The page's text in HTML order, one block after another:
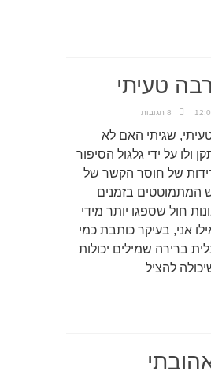
טעיתי
8 תגובות
שגיתי האם לא
ולו על ידי גלגול הסיפור
של חוסר הקשר של
המתמוטטים בזמנים
חול שספגו יותר מידי
אני, בעיקר כותבת כמי
ברירה שמילים יכולות
להציל